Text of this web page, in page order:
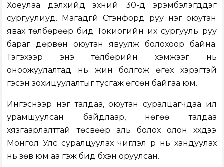
Хоёулаа дэлхийд эхний 30-д эрэмбэлэгддэг
сургуулиуд. Магадгүй Стэнфорд руу нэг оюутан
явах төлбөрөөр бид Токиогийн их сургууль руу
бараг дөрвөн оюутан явуулж болохоор байна.
Тэгэхээр энэ төлбөрийн хэмжээг нь
оноожуулалтад нь жин болгож өгөх хэрэгтэй
гэсэн зохицуулалтыг тусгаж өгсөн байгаа юм.
Ингэснээр нэг талдаа, оюутан суралцагчдаа илүү
урамшуулсан байдлаар, нөгөө талдаа
хязгаарлалттай төсвөөр аль болох олон хүүхдээ
Монгол Улс суралцуулах чиглэл рүү нь хандуулах
нь зөв юм аа гэж бид бүхэн оруулсан.